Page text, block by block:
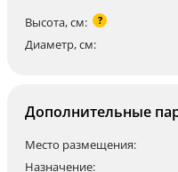
Высота, см: ?
Диаметр, см:
Дополнительные
Место размещения:
Назначение: